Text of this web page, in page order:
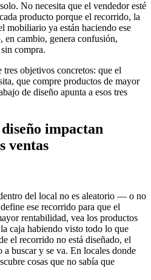
No necesita que el vendedor esté
producto porque el recorrido, la
mobiliario ya están haciendo ese
en cambio, genera confusión,
compra.
objetivos concretos: que el
que compre productos de mayor
de diseño apunta a esos tres
impactan
ventas
del local no es aleatorio — o no
ese recorrido para que el
rentabilidad, vea los productos
caja habiendo visto todo lo que
el recorrido no está diseñado, el
buscar y se va. En locales donde
cosas que no sabía que